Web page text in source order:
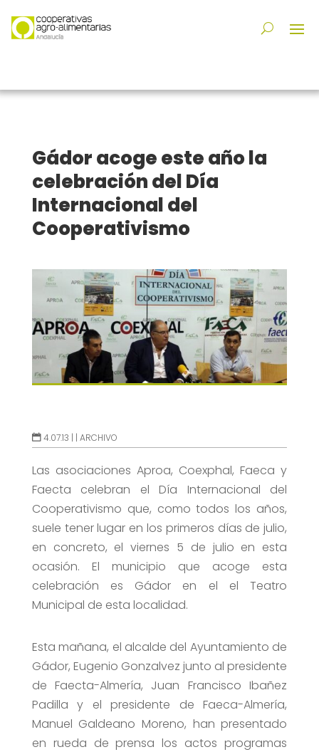
Gádor acoge este año la
celebración del Día
Internacional del
Cooperativismo
4.07.13 | | ARCHIVO
Las asociaciones Aproa, Coexphal, Faeca y
Faecta celebran el Día Internacional del
Cooperativismo que, como todos los años,
suele tener lugar en los primeros días de julio,
en concreto, el viernes 5 de julio en esta
ocasión. El municipio que acoge esta
celebración es Gádor en el el Teatro
Municipal de esta localidad.
Esta mañana, el alcalde del Ayuntamiento de
Gádor, Eugenio Gonzalvez junto al presidente
de Faecta-Almería, Juan Francisco Ibañez
Padilla y el presidente de Faeca-Almería,
Manuel Galdeano Moreno, han presentado
en rueda de prensa los actos programas